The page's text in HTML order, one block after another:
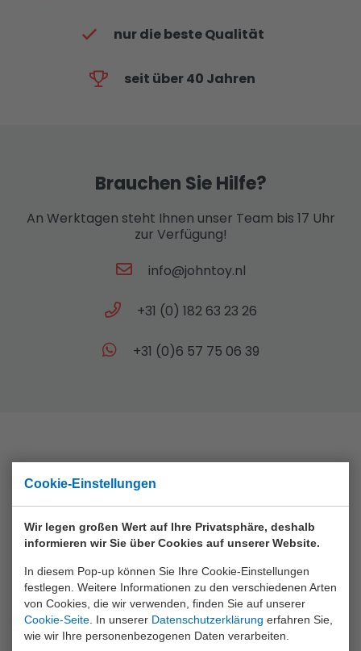
Cookie-Einstellungen
Wir legen großen Wert auf Ihre Privatsphäre, deshalb
informieren wir Sie über Cookies auf unserer Website.
In diesem Pop-up können Sie Ihre Cookie-Einstellungen
festlegen. Weitere Informationen zu den verschiedenen Arten
von Cookies, die wir verwenden, finden Sie auf unserer
Cookie-Seite . In unserer Datenschutzerklärung erfahren Sie,
wie wir Ihre personenbezogenen Daten verarbeiten.
nur die beste Qualität
seit über 40 Jahren
Brauchen Sie Hilfe?
An Werktagen steht Ihnen unser Team bis 17 Uhr
zur Verfügung!
info@johntoy.nl
+31 (0) 182 63 23 26
+31 (0)6 57 75 06 39
Sammlung
Aqua Fun
Bikefun
Boys
Crea Kids